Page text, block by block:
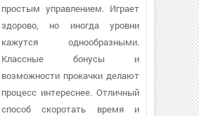
простым управлением. Играет
здорово, но иногда уровни
кажутся однообразными.
Классные бонусы и
возможности прокачки делают
процесс интереснее. Отличный
способ скоротать время и